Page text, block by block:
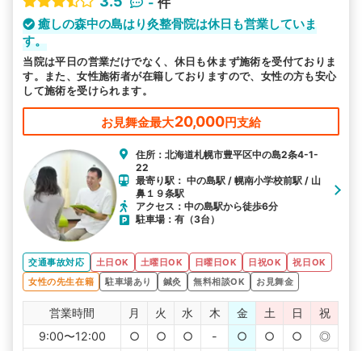
癒しの森中の島はり灸整骨院は休日も営業していま
す。
当院は平日の営業だけでなく、休日も休まず施術を受付ておりま
す。また、女性施術者が在籍しておりますので、女性の方も安心
して施術を受けられます。
お見舞金最大20,000円支給
住所：北海道札幌市豊平区中の島2条4-1-
22
最寄り駅： 中の島駅 / 幌南小学校前駅 / 山
鼻１９条駅
アクセス：中の島駅から徒歩6分
駐車場：有（3台）
交通事故対応 土日OK 土曜日OK 日曜日OK 日祝OK
祝日OK
女性の先生在籍
駐車場あり 鍼灸 無料相談OK お見舞金
営業時間 月 火 水 木 金 土 日
祝
9:00〜12:00
○ ○ ○ - ○ ○ ○
◎